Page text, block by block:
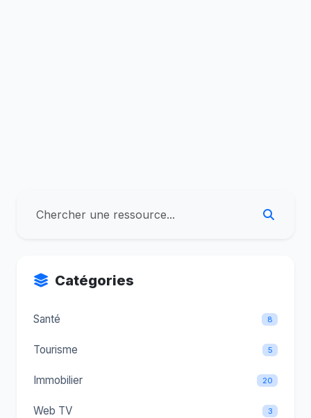
Catégories
Santé 8
Tourisme 5
Immobilier 20
Web TV 3